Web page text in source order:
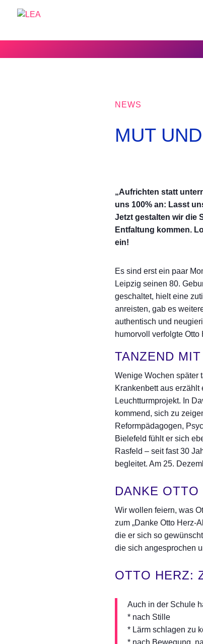
NEWS
MUT
„Aufrichten statt
uns 100% an: Lasst
Jetzt gestalten wir die
Entfaltung kommen.
ein!
Es sind erst ein paar
Leipzig seinen 80.
geschaltet, hielt eine
anreisten, gab es
authentisch und
humorvoll verfolgte
TANZEND
Wenige Wochen später
Krankenbett aus
Leuchtturmprojekt. In
kommend, sich zu
Reformpädagogen,
Bielefeld fühlt er sich
Rasfeld – seit fast 30
begleitet. Am 25.
DANKE
Wir wollen feiern, was
zum „Danke Otto Herz-
die er sich so
die sich angesprochen
OTTO HERZ:
Auch in der Schule
* nach Stille
* Lärm schlagen zu